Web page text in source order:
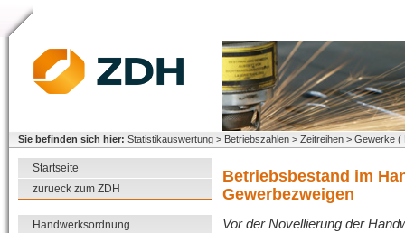
Sie befinden sich hier: Statistikauswertung > Betriebszahlen > Zeitreihen > Gewerke (
Betriebsbestand im
Gewerbezweigen
Vor der Novellierung der
Startseite
zurueck zum ZDH
Handwerksordnung